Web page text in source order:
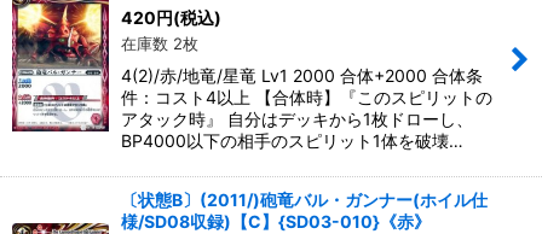
420 円(税込)
在庫数 2枚
4(2)/赤/地竜/星竜 Lv1 2000 合体+2000 合体条
件：コスト4以上 【合体時】『このスピリットの
アタック時』 自分はデッキから1枚ドローし、
BP4000以下の相手のスピリット1体を破壊…
〔状態B〕(2011/)砲竜バル・ガンナー(ホイル仕
様/SD08収録)【C】{SD03-010}《赤》